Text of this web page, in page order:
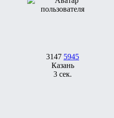
3147 5945
Казань
3 сек.